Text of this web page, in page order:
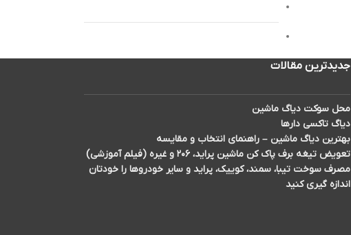
جدیدترین مقالات
محل سوکت دیاگ ماشین
دیاگ تاکسی دارها
بهترین دیاگ ماشین – راهنمای انتخاب و مقایسه
تعویض تیغه برف پاک کن ماشین پراید، ۲۰۶ و غیره (فیلم آموزشی)
مصرف سوخت تیبا، سمند، کوییک، پراید و سایر خودروها را خودتان
اندازه گیری کنید